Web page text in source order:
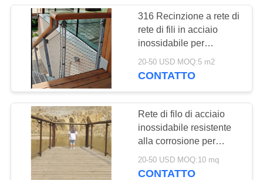
316 Recinzione a rete di
rete di fili in acciaio
inossidabile per
balustrade di ringhiera
per scale
20-50 USD MOQ:5 m2
CONTATTO
Rete di filo di acciaio
inossidabile resistente
alla corrosione per
giardini e sicurezza all'
aperto
20-50 USD MOQ:10 mq
CONTATTO